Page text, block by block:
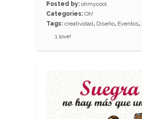
Posted by: ohmycool
Categories: Oh!
Tags: creatividad, Diseño, Eventos,
1 love!